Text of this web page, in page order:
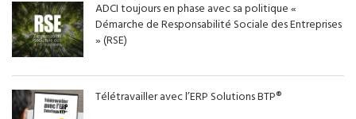
ADCI toujours en phase avec sa politique «
Démarche de Responsabilité Sociale des Entreprises
» (RSE)
Télétravailler avec l’ERP Solutions BTP®